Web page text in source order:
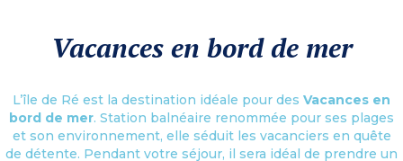
Vacances en bord de mer
L’île de Ré est la destination idéale pour des Vacances en
bord de mer. Station balnéaire renommée pour ses plages
et son environnement, elle séduit les vacanciers en quête
de détente. Pendant votre séjour, il sera idéal de prendre un